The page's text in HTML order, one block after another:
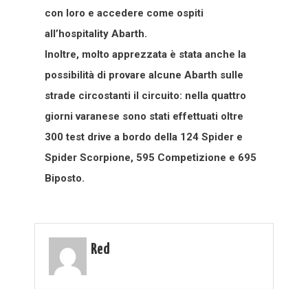
con loro e accedere come ospiti
all’hospitality Abarth.
Inoltre, molto apprezzata è stata anche la
possibilità di provare alcune Abarth sulle
strade circostanti il circuito: nella quattro
giorni varanese sono stati effettuati oltre
300 test drive a bordo della 124 Spider e
Spider Scorpione, 595 Competizione e 695
Biposto.
Red